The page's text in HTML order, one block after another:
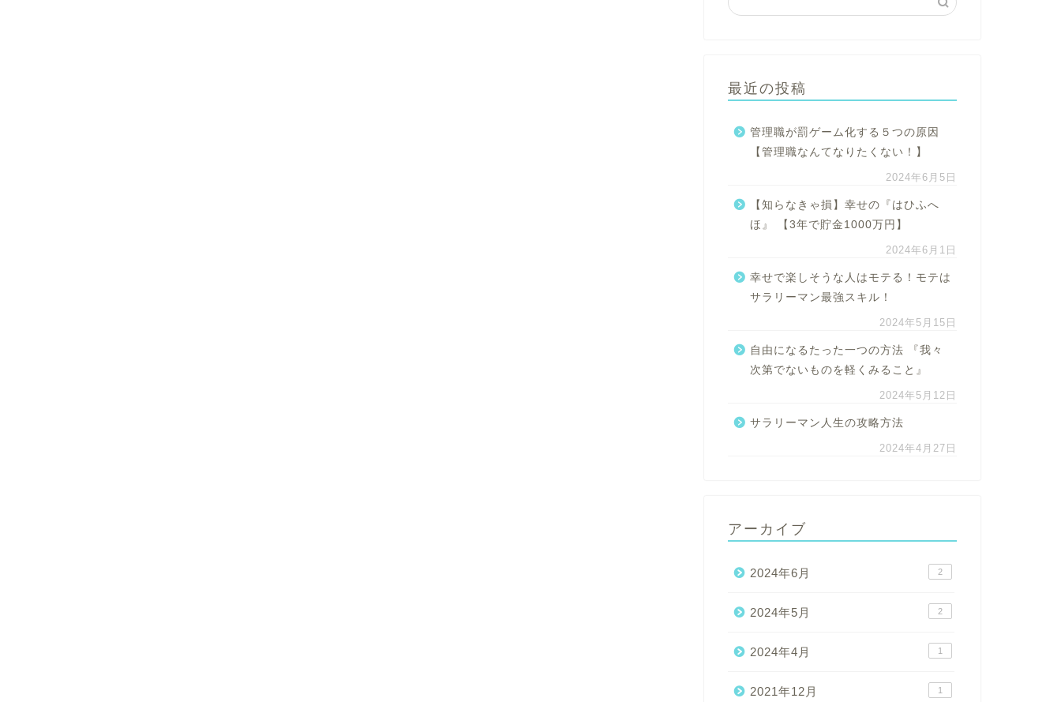
最近の投稿
管理職が罰ゲーム化する５つの原因
【管理職なんてなりたくない！】
2024年6月5日
【知らなきゃ損】幸せの『はひふへ
ほ』 【3年で貯金1000万円】
2024年6月1日
幸せで楽しそうな人はモテる！モテは
サラリーマン最強スキル！
2024年5月15日
自由になるたった一つの方法 『我々
次第でないものを軽くみること』
2024年5月12日
サラリーマン人生の攻略方法
2024年4月27日
アーカイブ
2024年6月 2
2024年5月 2
2024年4月 1
2021年12月 1